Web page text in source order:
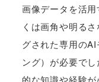
画像データを活
くは画角や明る
グされた専用の
ング）が必要で
的な知識や経験が